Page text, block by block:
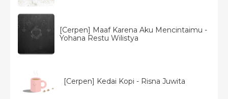
[Cerpen] Maaf Karena Aku Mencintaimu -
Yohana Restu Wilistya
[Cerpen] Kedai Kopi - Risna Juwita